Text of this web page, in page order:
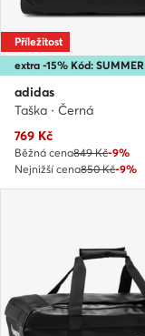
extra -15% Kód: SUMMER
Příležitost
adidas
Taška · Černá
Aktuální cena
769 Kč
Běžná cena849 Kč-9%
Nejnižší cena850 Kč-9%